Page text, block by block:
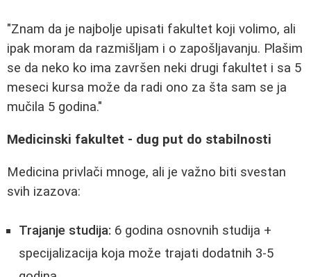
"Znam da je najbolje upisati fakultet koji volimo, ali
ipak moram da razmišljam i o zapošljavanju. Plašim
se da neko ko ima završen neki drugi fakultet i sa 5
meseci kursa može da radi ono za šta sam se ja
mučila 5 godina."
Medicinski fakultet - dug put do stabilnosti
Medicina privlači mnoge, ali je važno biti svestan
svih izazova:
Trajanje studija: 6 godina osnovnih studija +
specijalizacija koja može trajati dodatnih 3-5